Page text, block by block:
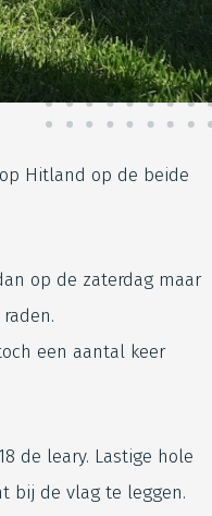
Hitland op de beide
op de zaterdag maar
een aantal keer
de leary. Lastige hole
bij de vlag te leggen.